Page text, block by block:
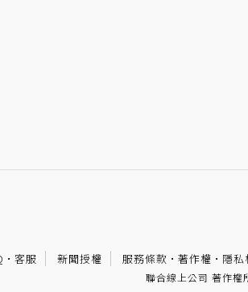
· 客服 新聞授權 服務條款 · 著作權 · 隱私
聯合線上公司 著作權